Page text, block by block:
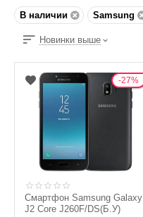
В наличии Samsung
Новинки выше
27%
Смартфон Samsung Galaxy
J2 Core J260F/DS(Б.У)